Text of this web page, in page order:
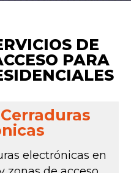
DE
PARA
electrónicas en